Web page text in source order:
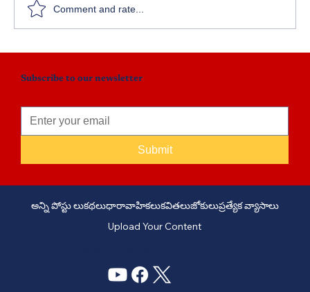
Comment and rate...
Subscribe to our newsletter
Submit
అన్ని పోస్టు లుకథలుధారావాహికలుకవితలుజోకులుప్రత్యేక వ్యాసాలు
Upload Your Content